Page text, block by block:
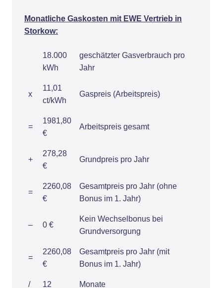
Monatliche Gaskosten mit EWE Vertrieb in
Storkow:
18.000
kWh
geschätzter Gasverbrauch pro
Jahr
x
11,01
ct/kWh
Gaspreis (Arbeitspreis)
=
1981,80
€
Arbeitspreis gesamt
+
278,28
€
Grundpreis pro Jahr
=
2260,08
€
Gesamtpreis pro Jahr (ohne
Bonus im 1. Jahr)
– 0 €
Kein Wechselbonus bei
Grundversorgung
=
2260,08
€
Gesamtpreis pro Jahr (mit
Bonus im 1. Jahr)
/ 12 Monate